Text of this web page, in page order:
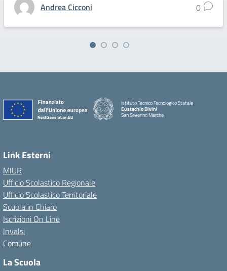
Andrea Cicconi 0
Istituto Tecnico Tecnologico Statale
Eustachio Divini
San Severino Marche
Link Esterni
MIUR
Ufficio Scolastico Regionale
Ufficio Scolastico Territoriale
Scuola in Chiaro
Iscrizioni On Line
Invalsi
Comune
La Scuola